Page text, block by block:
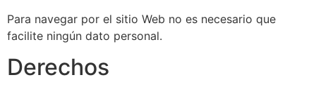
Para navegar por el sitio Web no es necesario que
facilite ningún dato personal.
Derechos